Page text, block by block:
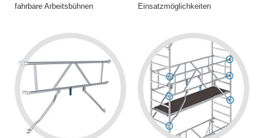
fahrbare Arbeitsbühnen
Einsatzmöglichkeiten